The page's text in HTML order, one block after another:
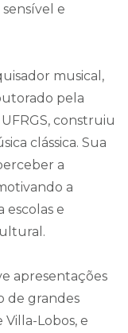
e
musical,
pela
construiu
clássica. Sua
a
a
e
apresentações
de grandes
Lobos, e